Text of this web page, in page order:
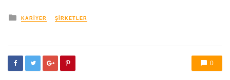
yayınlanan
KARIYER ŞIRKETLER
0